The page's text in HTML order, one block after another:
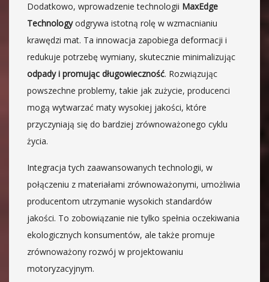
Dodatkowo, wprowadzenie technologii MaxEdge
Technologyodgrywa istotną rolę w wzmacnianiu
krawędzi mat. Ta innowacja zapobiega deformacji i
redukuje potrzebę wymiany, skutecznie minimalizując
odpady i promując długowieczność. Rozwiązując
powszechne problemy, takie jak zużycie, producenci
mogą wytwarzać maty wysokiej jakości, które
przyczyniają się do bardziej zrównoważonego cyklu
życia.
Integracja tych zaawansowanych technologii, w
połączeniu z materiałami zrównoważonymi, umożliwia
producentom utrzymanie wysokich standardów
jakości. To zobowiązanie nie tylko spełnia oczekiwania
ekologicznych konsumentów, ale także promuje
zrównoważony rozwój w projektowaniu
motoryzacyjnym.